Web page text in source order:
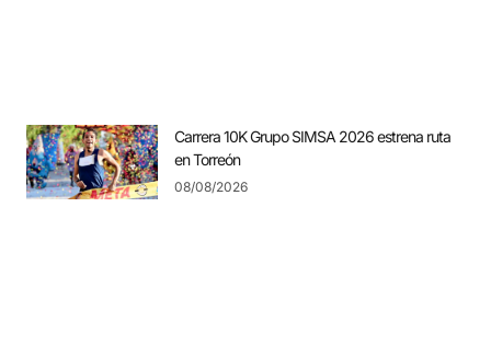
Carrera 10K Grupo SIMSA 2026 estrena ruta
en Torreón
08/08/2026